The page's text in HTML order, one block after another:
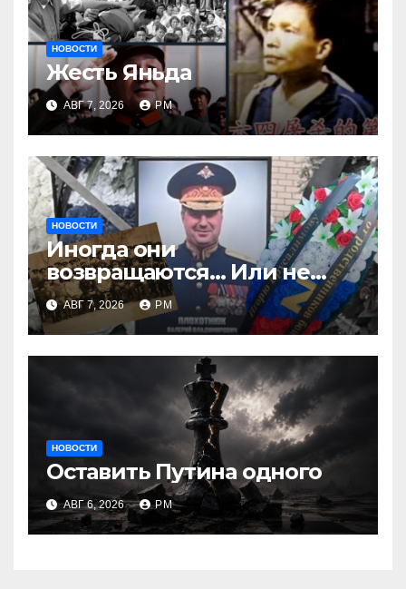
НОВОСТИ
Жесть Яньда
АВГ 7, 2026 РМ
НОВОСТИ
Иногда они
возвращаются… Или не
возвращаются
АВГ 7, 2026 РМ
НОВОСТИ
Оставить Путина одного
АВГ 6, 2026 РМ